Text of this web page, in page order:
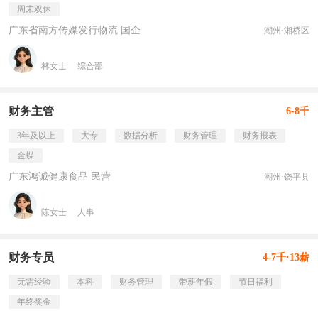
周末双休
广东省南方传媒发行物流 国企 潮州·湘桥区
林女士 综合部
财务主管 6-8千
3年及以上 大专 数据分析 财务管理
财务报表
金蝶
广东鸿诚健康食品 民营 潮州·饶平县
陈女士 人事
财务专员 4-7千·13薪
无需经验 本科 财务管理 带薪年假
节日福利
年终奖金